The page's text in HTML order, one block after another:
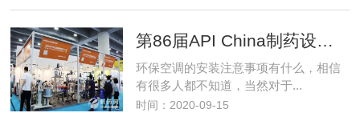
第86届API China制药设备展重磅产品高姿态登场！
环保空调的安装注意事项有什么，相信
有很多人都不知道，当然对于...
时间：2020-09-15